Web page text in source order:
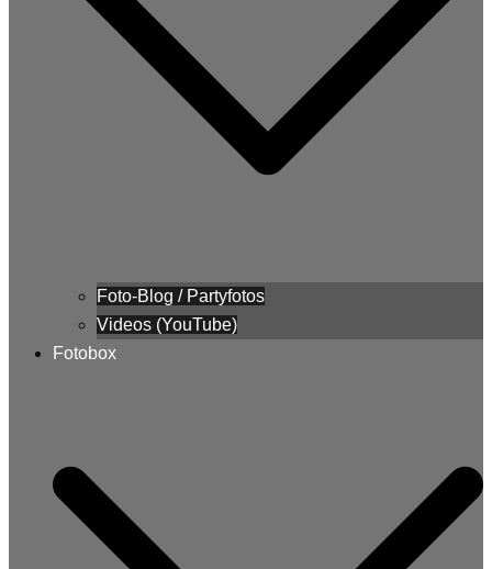
Foto-Blog / Partyfotos
Videos (YouTube)
Fotobox